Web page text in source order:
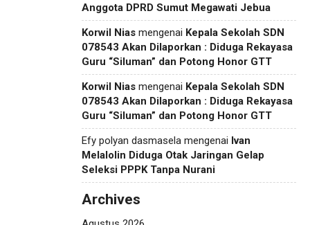
Anggota DPRD Sumut Megawati Jebua
Korwil Nias mengenai Kepala Sekolah SDN
078543 Akan Dilaporkan : Diduga Rekayasa
Guru “Siluman” dan Potong Honor GTT
Korwil Nias mengenai Kepala Sekolah SDN
078543 Akan Dilaporkan : Diduga Rekayasa
Guru “Siluman” dan Potong Honor GTT
Efy polyan dasmasela mengenai Ivan
Melalolin Diduga Otak Jaringan Gelap
Seleksi PPPK Tanpa Nurani
Archives